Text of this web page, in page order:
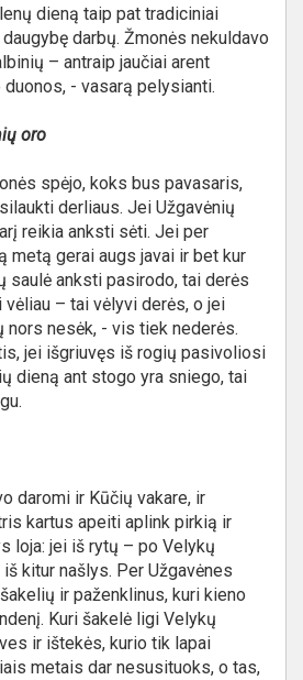
dieną taip pat tradiciniai
darbų. Žmonės nekuldavo
– antraip jaučiai arent
- vasarą pelysianti.
oro
spėjo, koks bus pavasaris,
derliaus. Jei Užgavėnių
reikia anksti sėti. Jei per
metą gerai augs javai ir bet kur
saulė anksti pasirodo, tai derės
– tai vėlyvi derės, o jei
nors nesėk, - vis tiek nederės.
jei išgriuvęs iš rogių pasivoliosi
dieną ant stogo yra sniego, tai
daromi ir Kūčių vakare, ir
kartus apeiti aplink pirkią ir
loja: jei iš rytų – po Velykų
kitur našlys. Per Užgavėnes
ir paženklinus, kuri kieno
Kuri šakelė ligi Velykų
ir ištekės, kurio tik lapai
metais dar nesusituoks, o tas,